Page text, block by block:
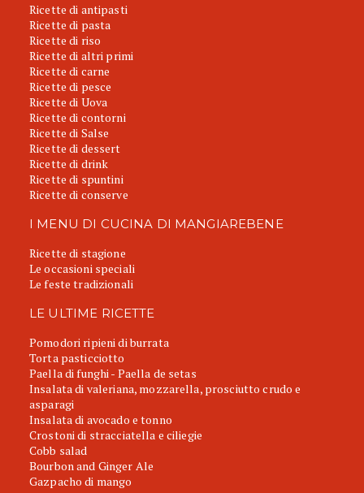
Ricette di antipasti
Ricette di pasta
Ricette di riso
Ricette di altri primi
Ricette di carne
Ricette di pesce
Ricette di Uova
Ricette di contorni
Ricette di Salse
Ricette di dessert
Ricette di drink
Ricette di spuntini
Ricette di conserve
I MENU DI CUCINA DI MANGIAREBENE
Ricette di stagione
Le occasioni speciali
Le feste tradizionali
LE ULTIME RICETTE
Pomodori ripieni di burrata
Torta pasticciotto
Paella di funghi - Paella de setas
Insalata di valeriana, mozzarella, prosciutto crudo e
asparagi
Insalata di avocado e tonno
Crostoni di stracciatella e ciliegie
Cobb salad
Bourbon and Ginger Ale
Gazpacho di mango